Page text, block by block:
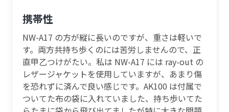
携帯性
NW-A17 の方が縦に長いのですが、重さは軽いで
す。両方共持ち歩くのには苦労しませんので、正
直甲乙つけがたい。私は NW-A17 には ray-out の
レザージャケットを使用していますが、あまり傷
を恐れずに済んで良い感じです。AK100 は付属で
ついてた布の袋に入れていました、持ち歩いてた